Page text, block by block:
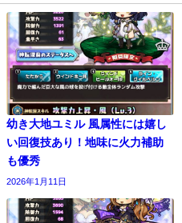
幼き大地ユミル 風属性には嬉し
い回復技あり！地味に火力補助
も優秀
2026年1月11日